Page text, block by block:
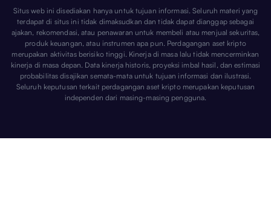
Situs web ini disediakan hanya untuk tujuan informasi. Seluruh materi yang
terdapat di situs ini tidak dimaksudkan dan tidak dapat dianggap sebagai
ajakan, rekomendasi, atau penawaran untuk membeli atau menjual sekuritas,
produk keuangan, atau instrumen apa pun. Perdagangan aset kripto
merupakan aktivitas berisiko tinggi. Kinerja di masa lalu tidak mencerminkan
kinerja di masa depan. Data kinerja historis, proyeksi imbal hasil, dan estimasi
probabilitas disajikan semata-mata untuk tujuan informasi dan ilustrasi.
Seluruh keputusan terkait perdagangan aset kripto merupakan keputusan
independen dari masing-masing pengguna.